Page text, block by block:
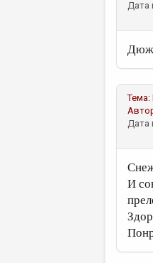
Дата
Тема:
Дата
И